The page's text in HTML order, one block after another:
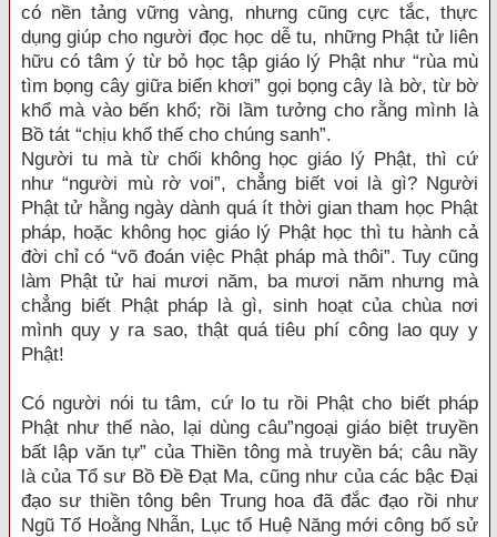
có nền tảng vững vàng, nhưng cũng cực tắc, thực
dụng giúp cho người đọc học dễ tu, những Phật tử liên
hữu có tâm ý từ bỏ học tập giáo lý Phật như “rùa mù
tìm bọng cây giữa biển khơi” gọi bọng cây là bờ, từ bờ
khổ mà vào bến khổ; rồi lầm tưởng cho rằng mình là
Bồ tát “chịu khổ thế cho chúng sanh”.
Người tu mà từ chối không học giáo lý Phật, thì cứ
như “người mù rờ voi”, chẳng biết voi là gì? Người
Phật tử hằng ngày dành quá ít thời gian tham học Phật
pháp, hoặc không học giáo lý Phật học thì tu hành cả
đời chỉ có “võ đoán việc Phật pháp mà thôi”. Tuy cũng
làm Phật tử hai mươi năm, ba mươi năm nhưng mà
chẳng biết Phật pháp là gì, sinh hoạt của chùa nơi
mình quy y ra sao, thật quá tiêu phí công lao quy y
Phật!
Có người nói tu tâm, cứ lo tu rồi Phật cho biết pháp
Phật như thế nào, lại dùng câu”ngoại giáo biệt truyền
bất lập văn tự” của Thiền tông mà truyền bá; câu nầy
là của Tổ sư Bồ Đề Đạt Ma, cũng như của các bậc Đại
đạo sư thiền tông bên Trung hoa đã đắc đạo rồi như
Ngũ Tổ Hoằng Nhẫn, Lục tổ Huệ Năng mới công bố sử